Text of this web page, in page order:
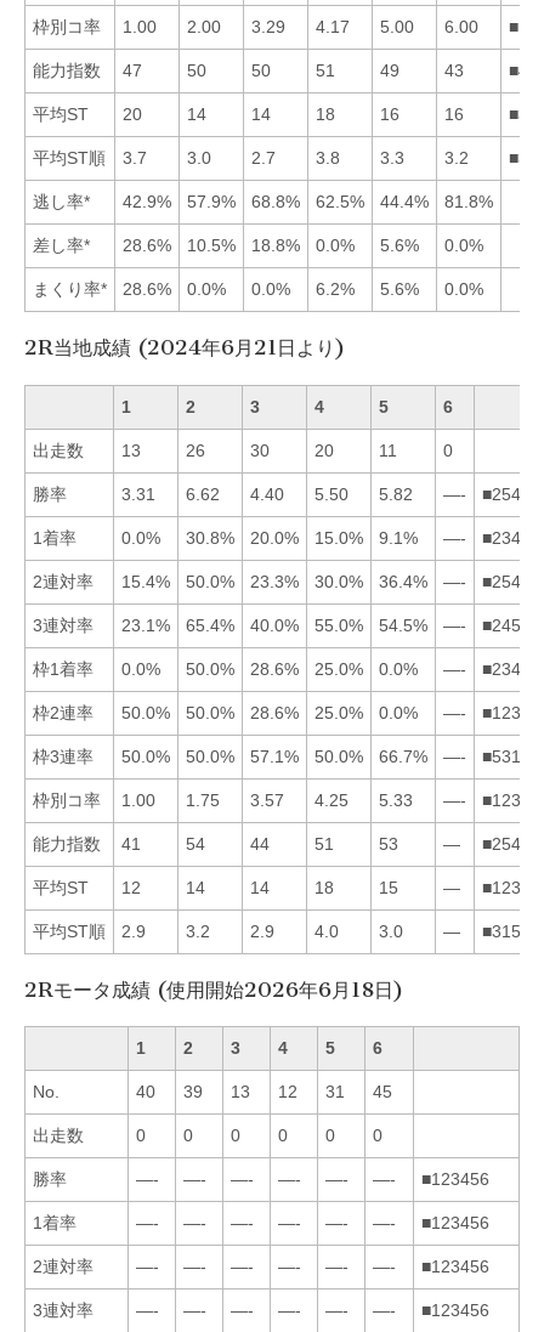
枠別コ率 1.00 2.00 3.29 4.17 5.00 6.00
能力指数 47 50 50 51 49 43
平均ST 20 14 14 18 16 16
平均ST順 3.7 3.0 2.7 3.8 3.3 3.2
逃し率* 42.9% 57.9% 68.8% 62.5% 44.4% 81.8%
差し率* 28.6% 10.5% 18.8% 0.0% 5.6% 0.0%
まくり率* 28.6% 0.0% 0.0% 6.2% 5.6% 0.0%
2R当地成績 (2024年6月21日より)
1 2 3 4 5 6
出走数 13 26 30 20 11 0
勝率 3.31 6.62 4.40 5.50 5.82 —-
1着率 0.0% 30.8% 20.0% 15.0% 9.1% —-
2連対率 15.4% 50.0% 23.3% 30.0% 36.4% —-
3連対率 23.1% 65.4% 40.0% 55.0% 54.5% —-
枠1着率 0.0% 50.0% 28.6% 25.0% 0.0% —-
枠2連率 50.0% 50.0% 28.6% 25.0% 0.0% —-
枠3連率 50.0% 50.0% 57.1% 50.0% 66.7% —-
枠別コ率 1.00 1.75 3.57 4.25 5.33 —-
能力指数 41 54 44 51 53 —
平均ST 12 14 14 18 15 —
平均ST順 2.9 3.2 2.9 4.0 3.0 —
2Rモータ成績 (使用開始2026年6月18日)
1 2 3 4 5 6
No. 40 39 13 12 31 45
出走数 0 0 0 0 0 0
勝率 —- —- —- —- —- —- ■123456
1着率 —- —- —- —- —- —- ■123456
2連対率 —- —- —- —- —- —- ■123456
3連対率 —- —- —- —- —- —- ■123456